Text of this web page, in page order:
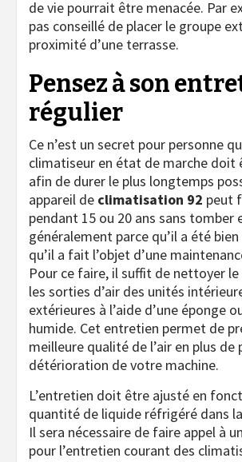
de vie pourrait être menacée. Par
pas conseillé de placer le groupe
proximité d’une terrasse.
Pensez à son
régulier
Ce n’est un secret pour personne
climatiseur en état de marche doit
afin de durer le plus longtemps
appareil de climatisation 92 peut
pendant 15 ou 20 ans sans tomber
généralement parce qu’il a été
qu’il a fait l’objet d’une
Pour ce faire, il suffit de nettoyer
les sorties d’air des unités
extérieures à l’aide d’une éponge
humide. Cet entretien permet de
meilleure qualité de l’air en plus de
détérioration de votre machine.
L’entretien doit être ajusté en
quantité de liquide réfrigéré dans
Il sera nécessaire de faire appel à
pour l’entretien courant des